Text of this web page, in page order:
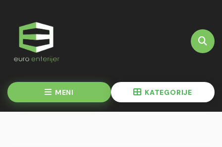
MENI KATEGORIJE